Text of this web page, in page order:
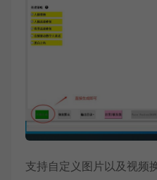
支持自定义图片以及视频